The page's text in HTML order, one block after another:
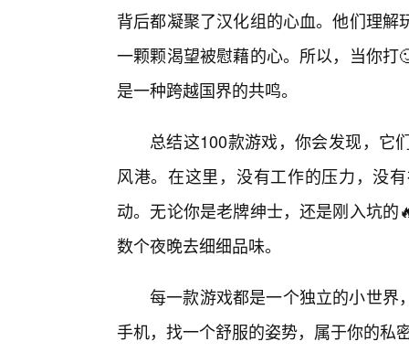
背后都凝聚了汉化组的心血。他们理
一颗颗渴望被慰藉的心。所以，当你
是一种跨越国界的共鸣。
总结这100款游戏，你会发现，它
风港。在这里，没有工作的压力，没
动。无论你是老牌绅士，还是刚入坑
数个夜晚去细细品味。
每一款游戏都是一个独立的小世界
手机，找一个舒服的姿势，属于你的私